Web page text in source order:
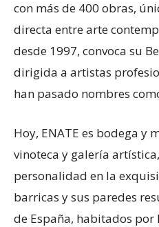
con más de 400 obras,
directa entre arte
desde 1997, convoca su
dirigida a artistas
han pasado nombres
Hoy, ENATE es bodega y
vinoteca y galería
personalidad en la
barricas y sus paredes
de España, habitados